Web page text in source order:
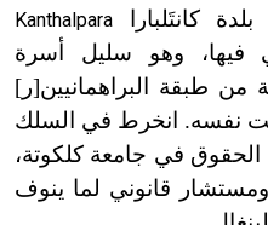
كانتَلبارا Kanthalpara
فيها، وهو سليل أسرة
طبقة البراهمانيين[ر ]
نفسه. انخرط في السلك
الحقوق في جامعة كلكوتة،
قانوني لما ينوف